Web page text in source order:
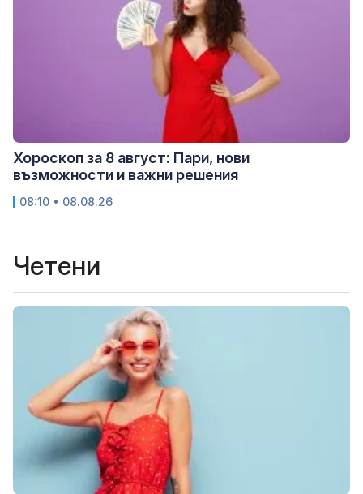
Хороскоп за 8 август: Пари, нови
възможности и важни решения
08:10 • 08.08.26
Четени